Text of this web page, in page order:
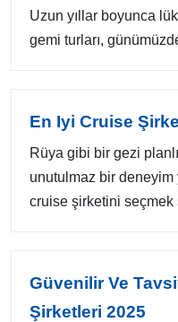
Uzun yıllar boyunca
gemi turları,
En Iyi Cruise
Rüya gibi bir gezi
unutulmaz bir deneyim
cruise şirketini seçmek
Güvenilir Ve
Şirketleri 2025